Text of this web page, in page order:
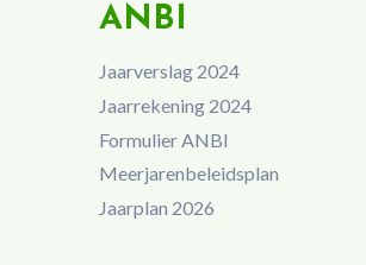
ANBI
Jaarverslag 2024
Jaarrekening 2024
Formulier ANBI
Meerjarenbeleidsplan
Jaarplan 2026